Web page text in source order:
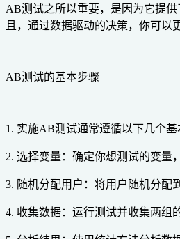
AB测试之所以重要，是因为它提
且，通过数据驱动的决策，你可以
AB测试的基本步骤
1. 实施AB测试通常遵循以下几个
2. 选择变量：确定你想测试的变量
3. 随机分配用户：将用户随机分配
4. 收集数据：运行测试并收集两组